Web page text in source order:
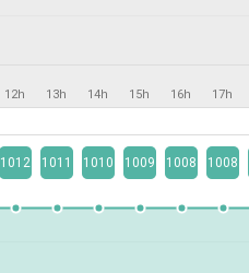
12h 13h 14h 15h 16h 17h
1012 1011 1010 1009 1008 1008